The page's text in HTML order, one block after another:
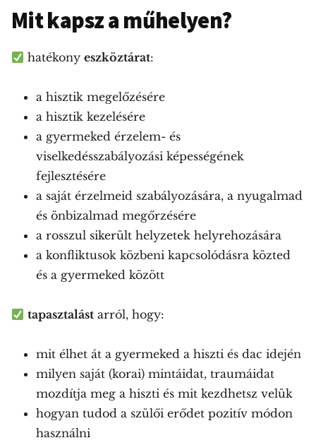
Mit kapsz a műhelyen?
hatékonyeszköztárat:
a hisztik megelőzésére
a hisztik kezelésére
a gyermeked érzelem- és
viselkedésszabályozási képességének
fejlesztésére
a saját érzelmeid szabályozására, a nyugalmad
és önbizalmad megőrzésére
a rosszul sikerült helyzetek helyrehozására
a konfliktusok közbeni kapcsolódásra közted
és a gyermeked között
tapasztalást arról, hogy:
mit élhet át a gyermeked a hiszti és dac idején
milyen saját (korai) mintáidat, traumáidat
mozdítja meg a hiszti és mit kezdhetsz velük
hogyan tudod a szülői erődet pozitív módon
használni